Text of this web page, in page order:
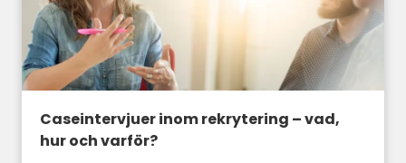
Caseintervjuer inom rekrytering – vad,
hur och varför?